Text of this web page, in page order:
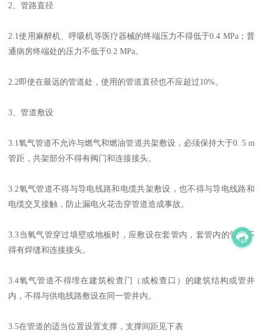
2、管路直径
2.1使用麻醉机、呼吸机等医疗器械的终端压力不得低于0.4 MPa；普
通病房终端处的压力不低于0.2 MPa。
2.2即使在最远的管道处，使用的管道直径也不应超过10%。
3、管道敷设
3.1氧气管道不允许与燃气和燃油管道共架敷设，必须保持大于0. 5 m
管距，共架部分不得有阀门和连接接头。
3.2氧气管道不得与导电线路和电缆共架敷设，也不得与导电线路和
电缆交叉接触，防止漏电火花击穿管道造成事故。
3.3当氧气管穿过墙壁或地板时，应敷设在套管内，套管内的管段不
得有焊缝和连接接头。
3.4氧气管道不得埋在建筑检查门（或检查口）的建筑结构或管井
内，不得与供电线路敷设在同一管井内。
3.5在管道的适当位置设置支撑，支撑间距见下表